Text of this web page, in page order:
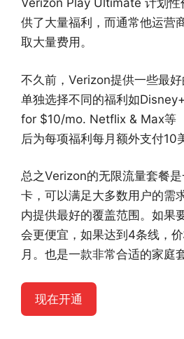
Verizon Play Ultimate 计划性
供了大量福利，而通常他运营
取大量费用。
不久前，Verizon提供一些最
单独选择不同的福利如
for $10/mo. Netflix & Max等
后为每项福利每月额外支付10
总之Verizon的无限流量套餐
卡，可以满足大多数用户的需
内提供最好的覆盖范围。如果
会更便宜，如果达到4条线，
月。也是一款非常合适的家庭
现在开通